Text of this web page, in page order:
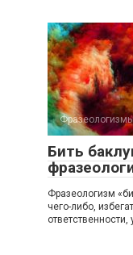
Фразеологизмы
Бить
Фразеологизм
чего-либо,
ответственности,